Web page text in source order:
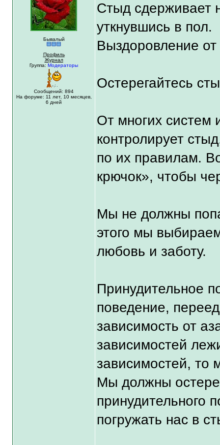
Бывалый
Профиль
Журнал
Группа: Модераторы
Сообщений: 894
На форуме: 11 лет, 10 месяцев,
6 дней
Стыд сдерживает
уткнувшись в пол.
Выздоровление
Остерегайтесь
От многих систем
контролирует
по их правилам.
крючок», чтобы
Мы не должны
этого мы
любовь и заботу.
Принудительное
поведение,
зависимость от
зависимостей
зависимостей,
Мы должны
принудительного
погружать нас в